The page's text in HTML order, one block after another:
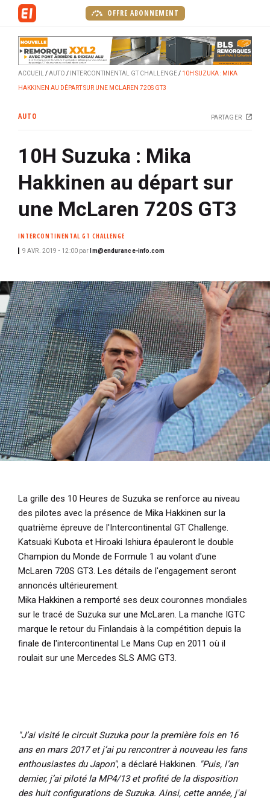
i
p
a
OFFRE ABONNEMENT
ACCUEIL AUTO INTERCONTINENTAL GT CHALLENGE 10H SUZUKA : MIKA
HAKKINEN AU DÉPART SUR UNE MCLAREN 720S GT3
AUTO PARTAGER
10H Suzuka : Mika
Hakkinen au départ sur
une McLaren 720S GT3
INTERCONTINENTAL GT CHALLENGE
9 AVR. 2019 • 12:00 par lm@endurance-info.com
La grille des 10 Heures de Suzuka se renforce au niveau
des pilotes avec la présence de Mika Hakkinen sur la
quatrième épreuve de l'Intercontinental GT Challenge.
Katsuaki Kubota et Hiroaki Ishiura épauleront le double
Champion du Monde de Formule 1 au volant d'une
McLaren 720S GT3. Les détails de l'engagement seront
annoncés ultérieurement.
Mika Hakkinen a remporté ses deux couronnes mondiales
sur le tracé de Suzuka sur une McLaren. La manche IGTC
marque le retour du Finlandais à la compétition depuis la
finale de l'intercontinental Le Mans Cup en 2011 où il
roulait sur une Mercedes SLS AMG GT3.
"J’ai visité le circuit Suzuka pour la première fois en 16
ans en mars 2017 et j’ai pu rencontrer à nouveau les fans
enthousiastes du Japon", a déclaré Hakkinen. "Puis, l’an
dernier, j’ai piloté la MP4/13 et profité de la disposition
des huit configurations de Suzuka. Ainsi, cette année, j'ai